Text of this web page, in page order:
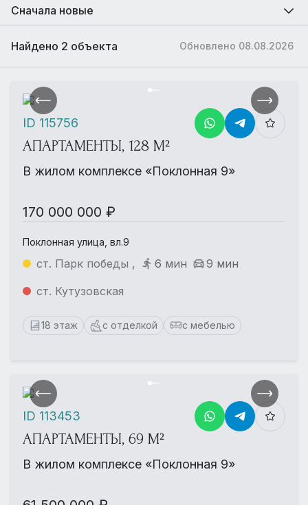
Сначала новые
Обновлено 08.08.2026
Найдено 2 объекта
АПАРТАМЕНТЫ, 128 М²
В жилом комплексе «Поклонная 9»
170 000 000 ₽
Поклонная улица, вл.9
ст. Парк победы , 6 мин
9 мин
ст. Кутузовская
18 этаж с отделкой с мебелью
ID 115756
АПАРТАМЕНТЫ, 69 М²
В жилом комплексе «Поклонная 9»
ID 113453